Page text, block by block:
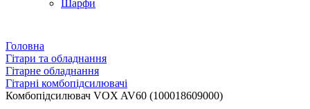
Шарфи
Головна
Гітари та обладнання
Гітарне обладнання
Гітарні комбопідсилювачі
Комбопідсилювач VOX AV60 (100018609000)